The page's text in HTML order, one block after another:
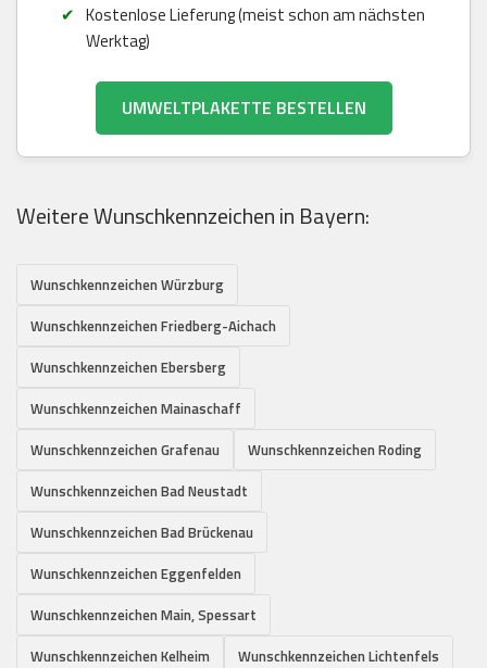
Kostenlose Lieferung (meist schon am nächsten
Werktag)
UMWELTPLAKETTE BESTELLEN
Weitere Wunschkennzeichen in Bayern:
Wunschkennzeichen Würzburg
Wunschkennzeichen Friedberg-Aichach
Wunschkennzeichen Ebersberg
Wunschkennzeichen Mainaschaff
Wunschkennzeichen Grafenau
Wunschkennzeichen Roding
Wunschkennzeichen Bad Neustadt
Wunschkennzeichen Bad Brückenau
Wunschkennzeichen Eggenfelden
Wunschkennzeichen Main, Spessart
Wunschkennzeichen Kelheim
Wunschkennzeichen Lichtenfels